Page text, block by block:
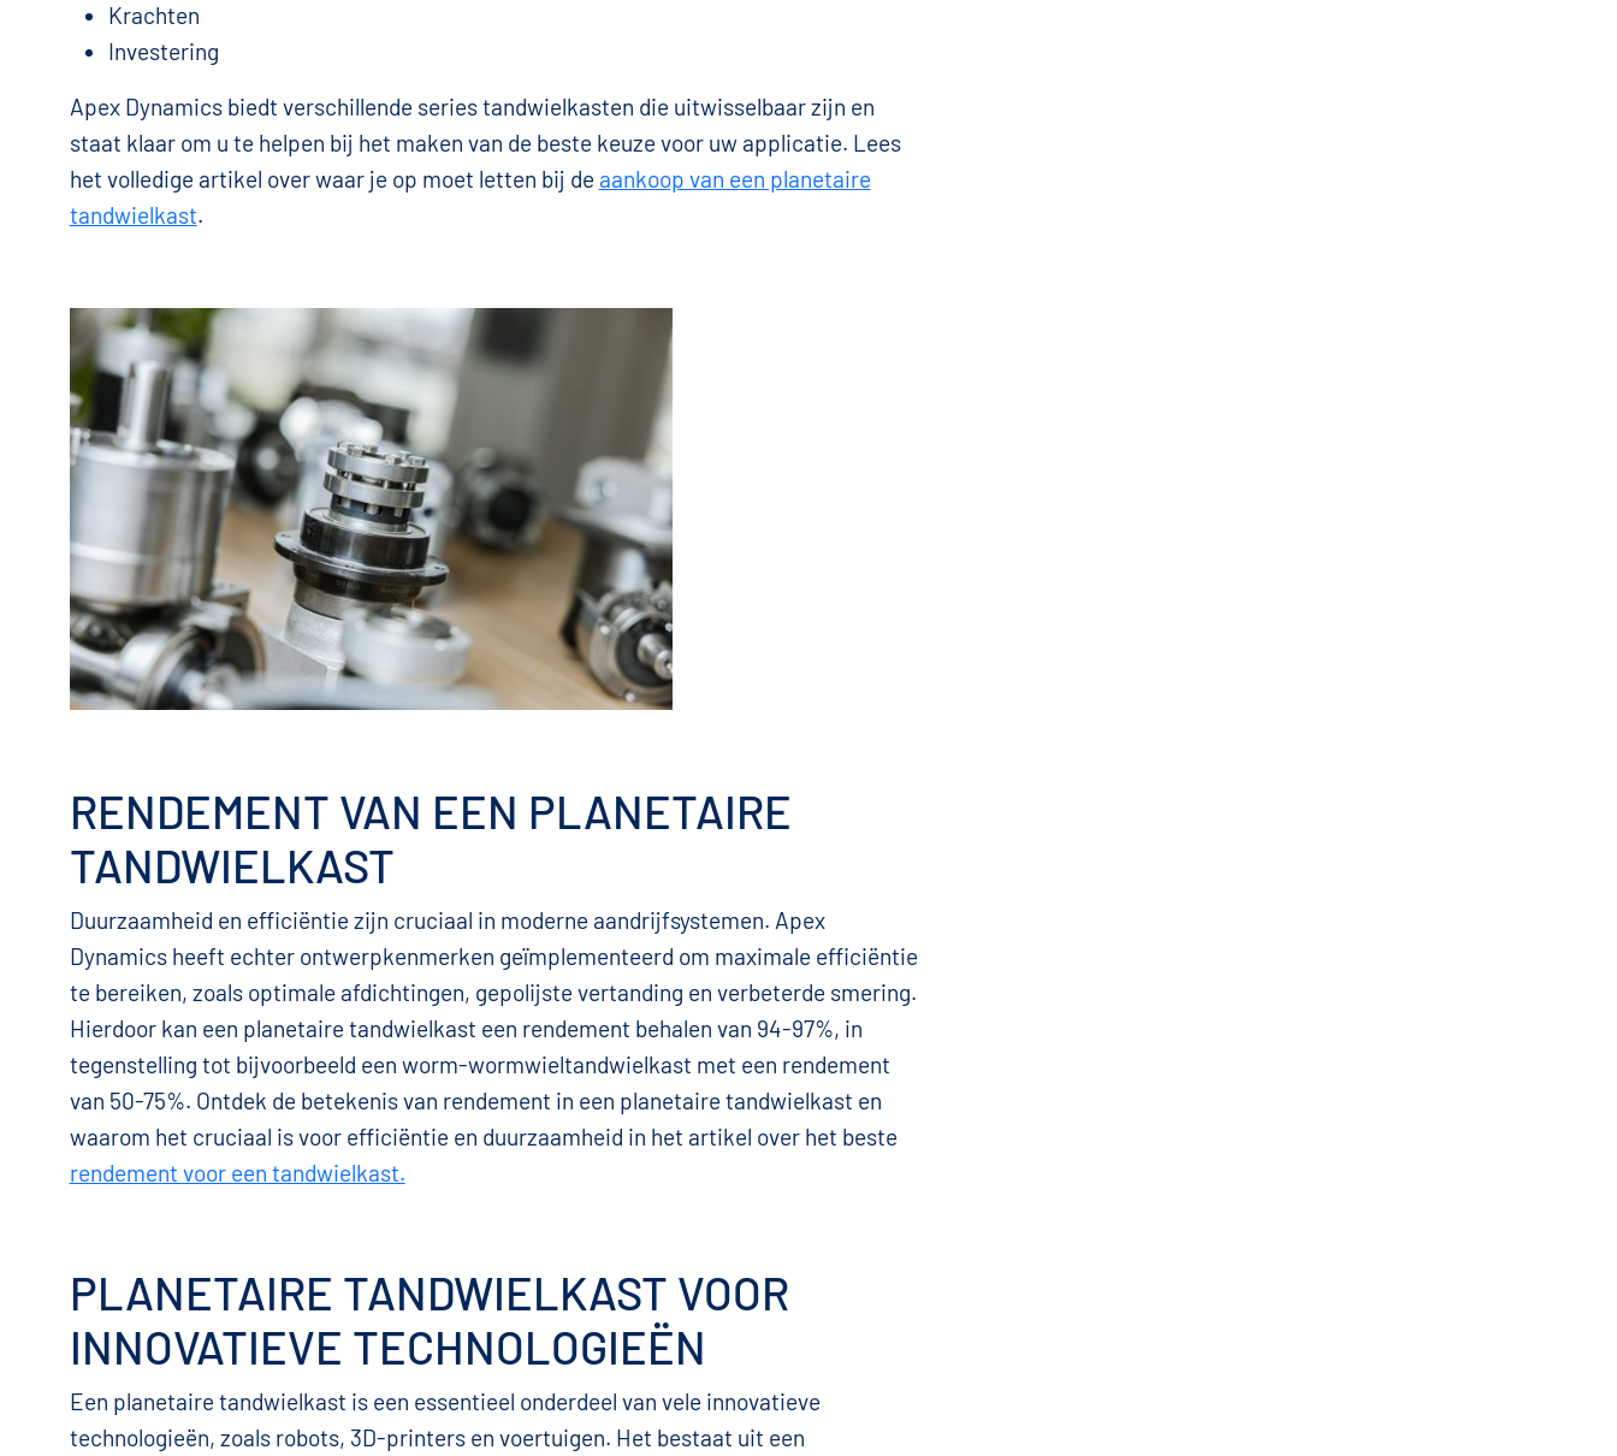
Krachten
Investering
Apex Dynamics biedt verschillende series tandwielkasten die uitwisselbaar zijn en
staat klaar om u te helpen bij het maken van de beste keuze voor uw applicatie. Lees
het volledige artikel over waar je op moet letten bij de aankoop van een planetaire
tandwielkast.
RENDEMENT VAN EEN PLANETAIRE
TANDWIELKAST
Duurzaamheid en efficiëntie zijn cruciaal in moderne aandrijfsystemen. Apex
Dynamics heeft echter ontwerpkenmerken geïmplementeerd om maximale efficiëntie
te bereiken, zoals optimale afdichtingen, gepolijste vertanding en verbeterde smering.
Hierdoor kan een planetaire tandwielkast een rendement behalen van 94-97%, in
tegenstelling tot bijvoorbeeld een worm-wormwieltandwielkast met een rendement
van 50-75%. Ontdek de betekenis van rendement in een planetaire tandwielkast en
waarom het cruciaal is voor efficiëntie en duurzaamheid in het artikel over het beste
rendement voor een tandwielkast.
PLANETAIRE TANDWIELKAST VOOR
INNOVATIEVE TECHNOLOGIEËN
Een planetaire tandwielkast is een essentieel onderdeel van vele innovatieve
technologieën, zoals robots, 3D-printers en voertuigen. Het bestaat uit een